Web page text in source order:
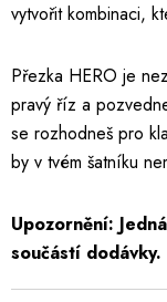
vytvořit kombinaci,
Přezka HERO je
pravý říz a
se rozhodneš pro
by v tvém šatníku
Upozornění:
součástí dodávky.